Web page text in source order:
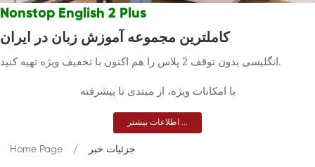
Nonstop English 2 Plus
کاملترین مجموعه آموزش زبان در ایران
انگلیسی بدون توقف 2 پلاس را هم اکنون با تخفیف ویژه تهیه کنید.
با امکانات ویژه، از مبتدی تا پیشرفته
اطلاعات بیشتر ...
Home Page جزئیات خبر